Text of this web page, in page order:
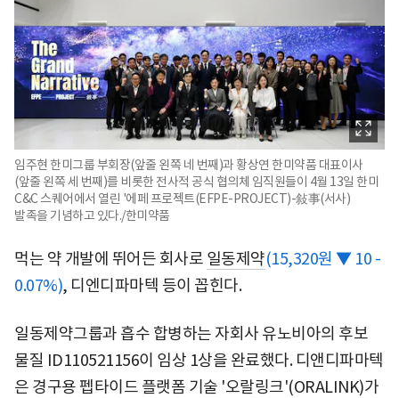
임주현 한미그룹 부회장(앞줄 왼쪽 네 번째)과 황상연 한미약품 대표이사
(앞줄 왼쪽 세 번째)를 비롯한 전사적 공식 협의체 임직원들이 4월 13일 한미
C&C 스퀘어에서 열린 '에페 프로젝트(EFPE-PROJECT)-敍事(서사)
발족을 기념하고 있다./한미약품
먹는 약 개발에 뛰어든 회사로 일동제약(15,320원 ▼ 10 -
0.07%), 디엔디파마텍 등이 꼽힌다.
일동제약그룹과 흡수 합병하는 자회사 유노비아의 후보
물질 ID110521156이 임상 1상을 완료했다. 디앤디파마텍
은 경구용 펩타이드 플랫폼 기술 '오랄링크'(ORALINK)가